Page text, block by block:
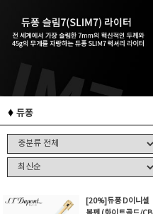
듀퐁
[20%]듀퐁 D이니셜